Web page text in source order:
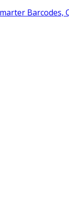
Barcodes,